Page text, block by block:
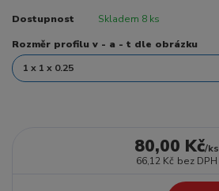
Dostupnost Skladem 8 ks
Rozměr profilu v - a - t dle obrázku
80,00 Kč/ks
66,12 Kč bez DPH